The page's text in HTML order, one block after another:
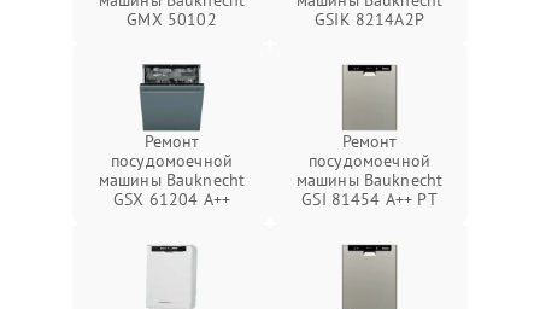
GMX 50102
GSIK 8214A2P
Ремонт
посудомоечной
машины Bauknecht
GSX 61204 A++
Ремонт
посудомоечной
машины Bauknecht
GSI 81454 A++ PT